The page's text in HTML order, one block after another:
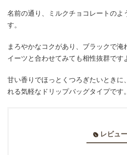
名前の通り、ミルクチョコレートのよ
す。
まろやかなコクがあり、ブラックで淹
イーツと合わせてみても相性抜群です
甘い香りでほっとくつろぎたいときに
れる気軽なドリップバッグタイプです。
レビュー